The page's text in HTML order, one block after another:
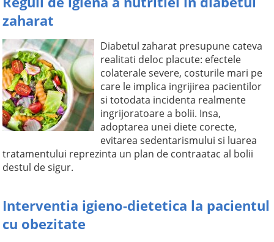
zaharat
Diabetul zaharat presupune cateva
realitati deloc placute: efectele
colaterale severe, costurile mari pe
care le implica ingrijirea pacientilor
si totodata incidenta realmente
ingrijoratoare a bolii. Insa,
adoptarea unei diete corecte,
evitarea sedentarismului si luarea
tratamentului reprezinta un plan de contraatac al bolii
destul de sigur.
Interventia igieno-dietetica la pacientul
cu obezitate